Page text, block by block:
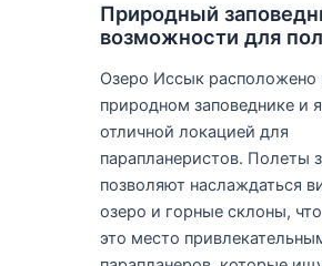
Природный
возможности для
Озеро Иссык расположено
природном заповеднике и
отличной локацией для
парапланеристов. Полеты
позволяют наслаждаться
озеро и горные склоны,
это место